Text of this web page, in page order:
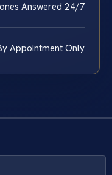
Answered 24/7
Appointment Only